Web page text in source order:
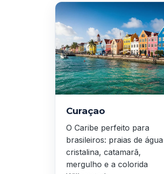
Curaçao
O Caribe perfeito para
brasileiros: praias de água
cristalina, catamarã,
mergulho e a colorida